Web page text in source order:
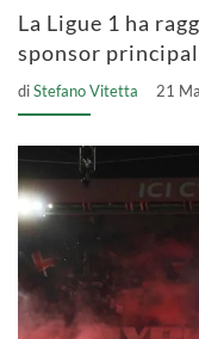
La Ligue 1 ha
sponsor
diStefano Vitetta 21